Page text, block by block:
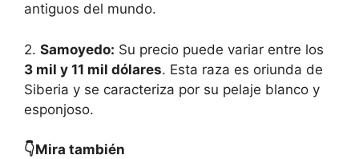
antiguos del mundo.
2. Samoyedo: Su precio puede variar entre los
3 mil y 11 mil dólares. Esta raza es oriunda de
Siberia y se caracteriza por su pelaje blanco y
esponjoso.
👇Mira también